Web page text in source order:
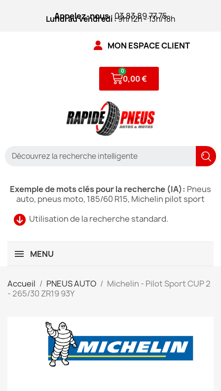
Appelez-nous: 03.83.89.77.75
Lundi au vendredi :9h/12h - 13h/18h
MON ESPACE CLIENT
0,00 €
Utilisation de la recherche standard.
Exemple de mots clés pour la recherche (IA): Pneus
auto, pneus moto, 185/60 R15, Michelin pilot sport
MENU
Accueil PNEUS AUTO
Michelin - Pilot Sport CUP 2
- 265/30 ZR19 93Y